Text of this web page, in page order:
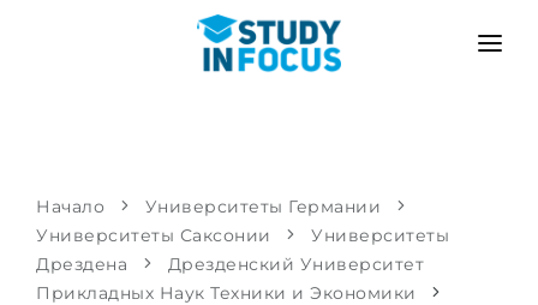
Бакалавриат и магистратура
Подготовительные курсы при вузе
СЦЕНАРИЙ
Поступить после школы
Перевод из вуза
МЕТОДИКА
УСЛУГИ
Начало
Университеты Германии
Университеты Саксонии
Университеты
Дрездена
Дрезденский Университет
Прикладных Наук Техники и Экономики